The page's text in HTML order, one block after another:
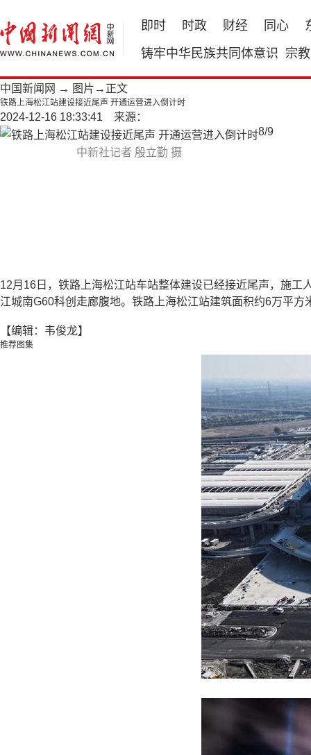
即时 时政 财经 同心
铸牢中华民族共同体意识 宗教
中国新闻网 → 图片 →正文
铁路上海松江站建设接近尾声 开通运营进入倒计时
2024-12-16 18:33:41 来源：
中新社记者 殷立勤 摄
8/9
12月16日，铁路上海松江站车站整体建设已经接近尾声，施
江城南G60科创走廊腹地。铁路上海松江站建筑面积约6万平方
【编辑：韦俊龙】
推荐图集